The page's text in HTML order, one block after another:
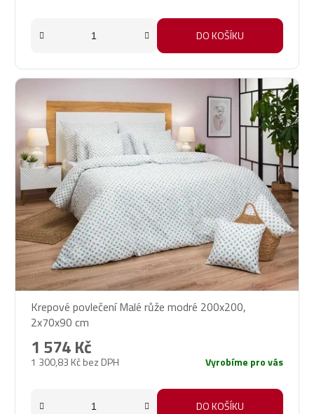
DO KOŠÍKU
Krepové povlečení Malé růže modré 200x200,
2x70x90 cm
1 300,83 Kč bez DPH
1 574 Kč
Vyrobíme pro vás
DO KOŠÍKU